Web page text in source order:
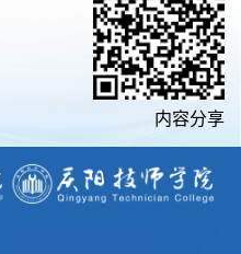
内容分享